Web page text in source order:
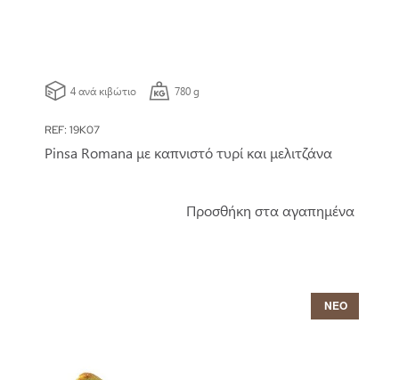
4 ανά κιβώτιο 780 g
REF: 19K07
Pinsa Romana με καπνιστό τυρί και μελιτζάνα
Προσθήκη στα αγαπημένα
ΝΕΟ